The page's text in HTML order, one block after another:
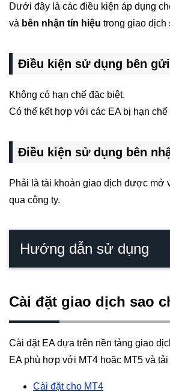
Dưới đây là các điều kiện áp dụng
và bên nhận tín hiệu trong giao dịch
Điều kiện sử dụng bên
Không có hạn chế đặc biệt.
Có thể kết hợp với các EA bị hạn chế
Điều kiện sử dụng bên
Phải là tài khoản giao dịch được mở
qua công ty.
Hướng dẫn sử dụng
Cài đặt giao dịch sao
Cài đặt EA dựa trên nền tảng giao
EA phù hợp với MT4 hoặc MT5 và tải
Cài đặt cho MT4